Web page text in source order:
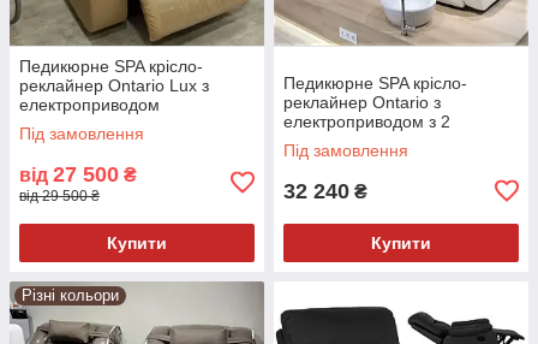
Педикюрне SPA крісло-
реклайнер Ontario Lux з
електроприводом
Під замовлення
від 27 500 ₴
від 29 500 ₴
Купити
Педикюрне SPA крісло-
реклайнер Ontario з
електроприводом з 2
моторами DuoDrive
Під замовлення
32 240 ₴
Купити
Різні кольори